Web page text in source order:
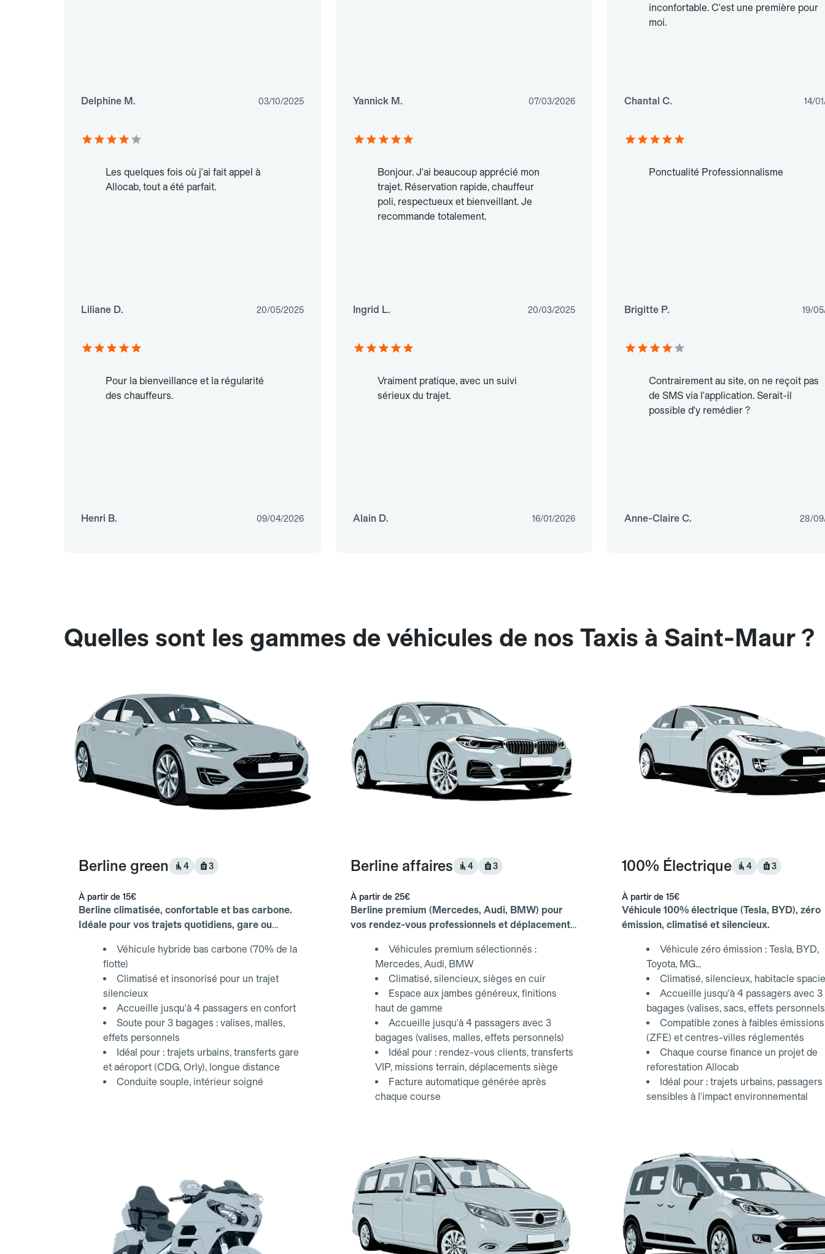
Delphine M. 03/10/2025 Yannick M. 07/03/2026
inconfortable. C'est une première pour
moi.
Chantal C. 14/
Les quelques fois où j'ai fait appel à
Allocab, tout a été parfait.
Liliane D. 20/05/2025
Bonjour. J'ai beaucoup apprécié mon
trajet. Réservation rapide, chauffeur
poli, respectueux et bienveillant. Je
recommande totalement.
Ingrid L. 20/03/2025
Ponctualité Professionnalisme
Brigitte P. 19/
Pour la bienveillance et la régularité
des chauffeurs.
Henri B. 09/04/2026
Vraiment pratique, avec un suivi
sérieux du trajet.
Alain D. 16/01/2026
Contrairement au site, on ne reçoit pas
de SMS via l'application. Serait-il
possible d'y remédier ?
Anne-Claire C. 28/
Quelles sont les gammes de véhicules de nos Taxis à Saint-Maur ?
Berline green 4 3
À partir de 15€
Berline climatisée, confortable et bas carbone.
Idéale pour vos trajets quotidiens, gare ou
Véhicule hybride bas carbone (70% de la
flotte)
Climatisé et insonorisé pour un trajet
silencieux
Accueille jusqu'à 4 passagers en confort
Soute pour 3 bagages : valises, malles,
effets personnels
Idéal pour : trajets urbains, transferts gare
et aéroport (CDG, Orly), longue distance
Conduite souple, intérieur soigné
Berline affaires 4 3
À partir de 25€
Berline premium (Mercedes, Audi, BMW) pour
vos rendez-vous professionnels et déplacements
Véhicules premium sélectionnés :
Mercedes, Audi, BMW
Climatisé, silencieux, sièges en cuir
Espace aux jambes généreux, finitions
haut de gamme
Accueille jusqu'à 4 passagers avec 3
bagages (valises, malles, effets personnels)
Idéal pour : rendez-vous clients, transferts
VIP, missions terrain, déplacements siège
Facture automatique générée après
chaque course
100% Électrique 4 3
À partir de 15€
Véhicule 100% électrique (Tesla, BYD), zéro
émission, climatisé et silencieux.
Véhicule zéro émission : Tesla, BYD,
Toyota, MG...
Climatisé, silencieux, habitacle
Accueille jusqu'à 4 passagers avec 3
bagages (valises, sacs, effets
Compatible zones à faibles émissions
(ZFE) et centres-villes réglementés
Chaque course finance un projet de
reforestation Allocab
Idéal pour : trajets urbains, passagers
sensibles à l'impact environnemental